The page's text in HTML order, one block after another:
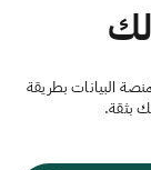
البيانات بطريقة
بثقة.